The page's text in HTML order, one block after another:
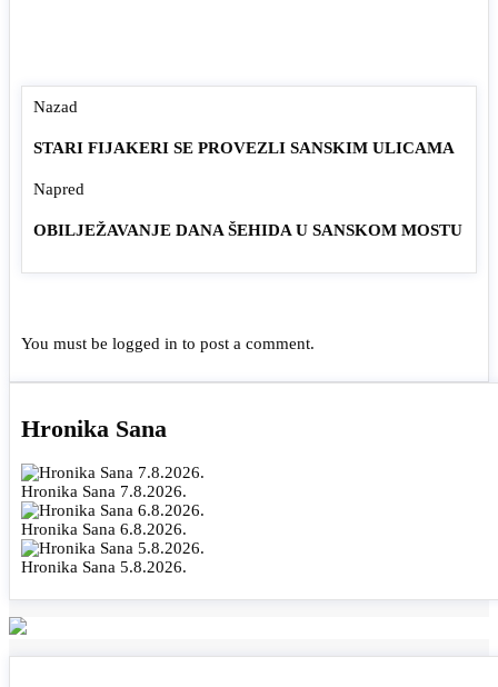
Nazad
STARI FIJAKERI SE PROVEZLI SANSKIM ULICAMA
Napred
OBILJEŽAVANJE DANA ŠEHIDA U SANSKOM MOSTU
You must be logged in to post a comment.
Hronika Sana
Hronika Sana 7.8.2026.
Hronika Sana 6.8.2026.
Hronika Sana 5.8.2026.